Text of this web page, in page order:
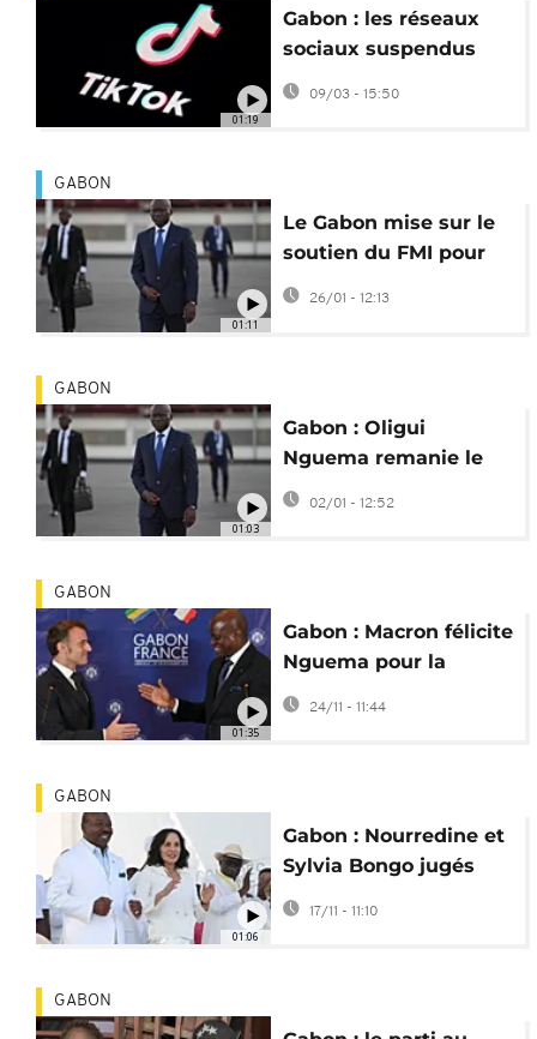
01:19
Gabon : les réseaux
sociaux suspendus
jusqu’à nouvel ordre
09/03 - 15:50
01:11
GABON
Le Gabon mise sur le
soutien du FMI pour
sa croissance
26/01 - 12:13
01:03
GABON
Gabon : Oligui
Nguema remanie le
gouvernement, avec
un nouveau vice-
02/01 - 12:52
01:35
GABON
Gabon : Macron félicite
Nguema pour la
transition après le
putsch
24/11 - 11:44
01:06
GABON
Gabon : Nourredine et
Sylvia Bongo jugés
pour détournements
de fonds
17/11 - 11:10
GABON